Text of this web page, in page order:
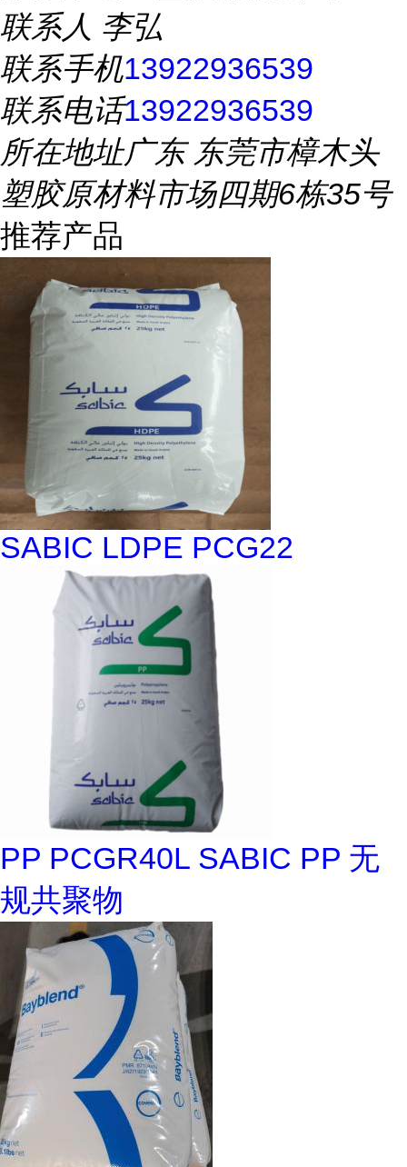
联系人 李弘
联系手机13922936539
联系电话13922936539
所在地址广东 东莞市樟木头
塑胶原材料市场四期6栋35号
推荐产品
SABIC LDPE PCG22
PP PCGR40L SABIC PP 无
规共聚物